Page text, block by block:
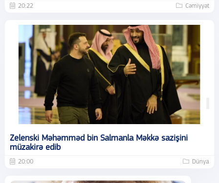
20:22 Cəmiyyət
Zelenski Məhəmməd bin Salmanla Məkkə sazişini
müzakirə edib
20:00 Dünya